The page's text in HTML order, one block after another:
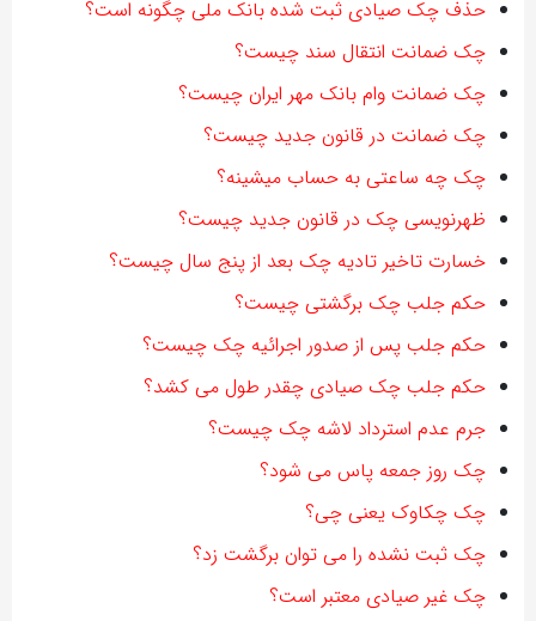
حذف چک صیادی ثبت شده بانک ملی چگونه است؟
چک ضمانت انتقال سند چیست؟
چک ضمانت وام بانک مهر ایران چیست؟
چک ضمانت در قانون جدید چیست؟
چک چه ساعتی به حساب میشینه؟
ظهرنویسی چک در قانون جدید چیست؟
خسارت تاخیر تادیه چک بعد از پنج سال چیست؟
حکم جلب چک برگشتی چیست؟
حکم جلب پس از صدور اجرائیه چک چیست؟
حکم جلب چک صیادی چقدر طول می کشد؟
جرم عدم استرداد لاشه چک چیست؟
چک روز جمعه پاس می شود؟
چک چکاوک یعنی چی؟
چک ثبت نشده را می توان برگشت زد؟
چک غیر صیادی معتبر است؟